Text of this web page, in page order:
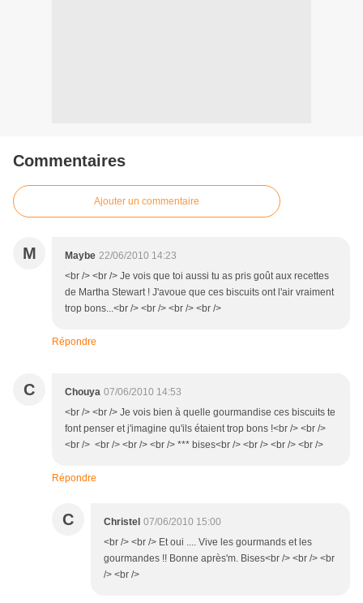
Commentaires
Ajouter un commentaire
M Maybe 22/06/2010 14:23
<br /> <br /> Je vois que toi aussi tu as pris goût aux recettes
de Martha Stewart ! J'avoue que ces biscuits ont l'air vraiment
trop bons...<br /> <br /> <br /> <br />
Répondre
C Chouya 07/06/2010 14:53
<br /> <br /> Je vois bien à quelle gourmandise ces biscuits te
font penser et j'imagine qu'ils étaient trop bons !<br /> <br />
<br /> <br /> <br /> <br /> *** bises<br /> <br /> <br /> <br />
Répondre
C Christel 07/06/2010 15:00
<br /> <br /> Et oui .... Vive les gourmands et les
gourmandes !! Bonne après'm. Bises<br /> <br /> <br
/> <br />